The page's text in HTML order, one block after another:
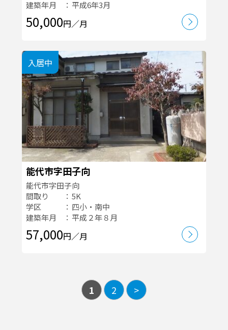
建築年月
平成6年3月
50,000円／月
入居中
能代市字田子向
能代市字田子向
間取り
5K
学区
四小・南中
建築年月
平成２年８月
57,000円／月
1 2 >